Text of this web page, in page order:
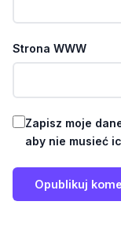
Strona WWW
Zapisz moje
aby nie musieć